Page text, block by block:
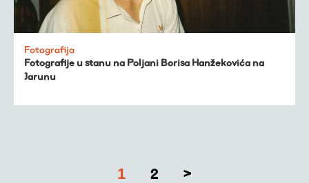
Fotografija
Fotografije u stanu na Poljani Borisa Hanžekovića na
Jarunu
1 2 >